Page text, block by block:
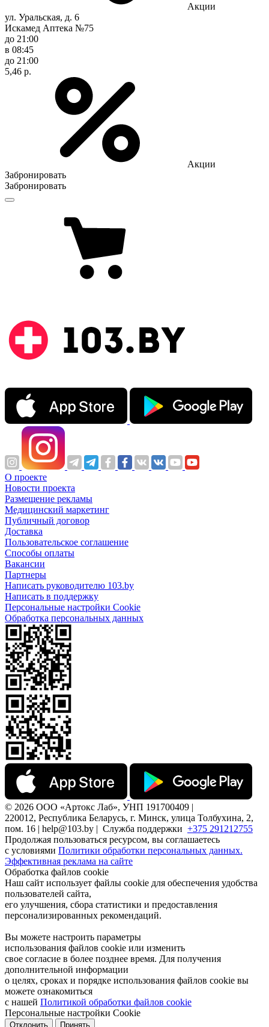
Акции
ул. Уральская, д. 6
Искамед Аптека №75
до 21:00
в 08:45
до 21:00
5,46 р.
Акции
Забронировать
Забронировать
О проекте
Новости проекта
Размещение рекламы
Медицинский маркетинг
Публичный договор
Доставка
Пользовательское соглашение
Способы оплаты
Вакансии
Партнеры
Написать руководителю 103.by
Написать в поддержку
Персональные настройки Cookie
Обработка персональных данных
© 2026 ООО «Артокс Лаб», УНП 191700409 |
220012, Республика Беларусь, г. Минск, улица Толбухина, 2,
пом. 16 | help@103.by | Служба поддержки +375 291212755
Продолжая пользоваться ресурсом, вы соглашаетесь
с условиями Политики обработки персональных данных.
Эффективная реклама на сайте
Обработка файлов cookie
Наш сайт использует файлы cookie для обеспечения удобства
пользователей сайта,
его улучшения, сбора статистики и предоставления
персонализированных рекомендаций.
Вы можете настроить параметры
использования файлов cookie или изменить
свое согласие в более позднее время. Для получения
дополнительной информации
о целях, сроках и порядке использования файлов cookie вы
можете ознакомиться
с нашей Политикой обработки файлов cookie
Персональные настройки Cookie
Отклонить Принять